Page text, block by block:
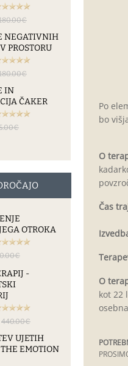
NEGATIVNIH
PROSTORU
IN
ČAKER
OTROKA
-
440.00€
UJETIH
EMOTION
Po
bo
O
Čas
O
kot 22